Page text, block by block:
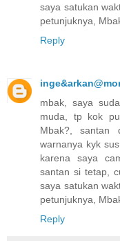
saya satukan
petunjuknya,
Reply
mbak, saya
muda, tp kok
Mbak?, santan
warnanya kyk
karena saya
santan si tetap,
saya satukan
petunjuknya,
Reply